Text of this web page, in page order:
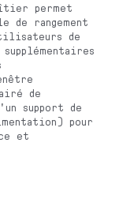
permet
rangement
de
de
support de
pour
et